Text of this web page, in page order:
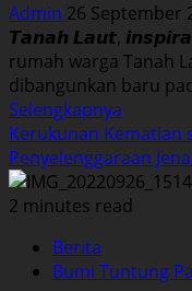
Ustadz-
se
Tala
Tahun
2022.
Admin 26 September
𝙏𝙖𝙣𝙖𝙝 𝙇𝙖𝙪𝙩,
rumah warga Tanah
dibangunkan baru
Selengkapnya
more
about
Di
Tahun
Rumah
Kerukunan Kematian
Penyelenggaraan
2 minutes read
Berita
Bumi Tuntung